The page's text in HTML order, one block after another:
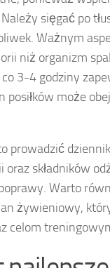
sięgać po
Ważnym
niż organizm
co 3-4 godziny
posiłków może
prowadzić
składników
Warto
żywieniowy,
celom